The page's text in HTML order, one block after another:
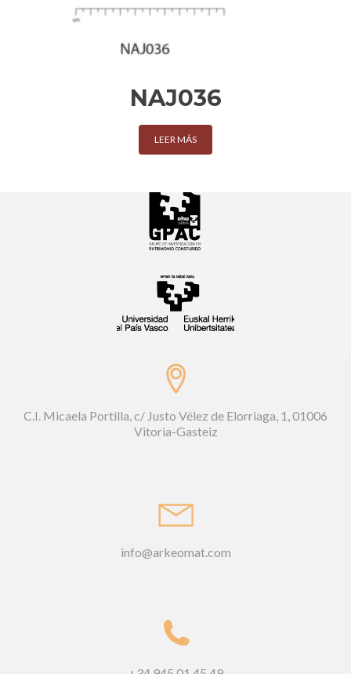
NAJ036
LEER MÁS
C.I. Micaela Portilla, c/ Justo Vélez de Elorriaga, 1, 01006
Vitoria-Gasteiz
info@arkeomat.com